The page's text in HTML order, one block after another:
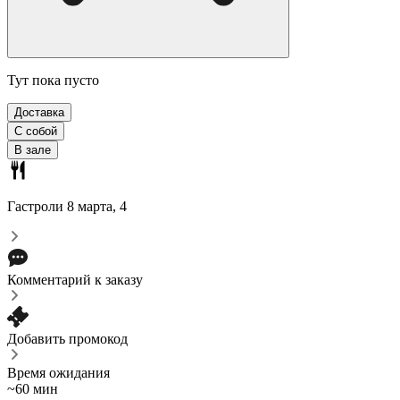
Тут пока пусто
Доставка
С собой
В зале
Гастроли 8 марта, 4
Комментарий к заказу
Добавить промокод
Время ожидания
~60 мин